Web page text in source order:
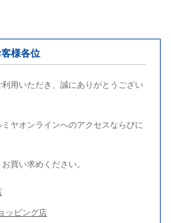
客様各位
用いただき、誠にありがとうござい
ヤオンラインへのアクセスならびに
買い求めください。
ッピング店